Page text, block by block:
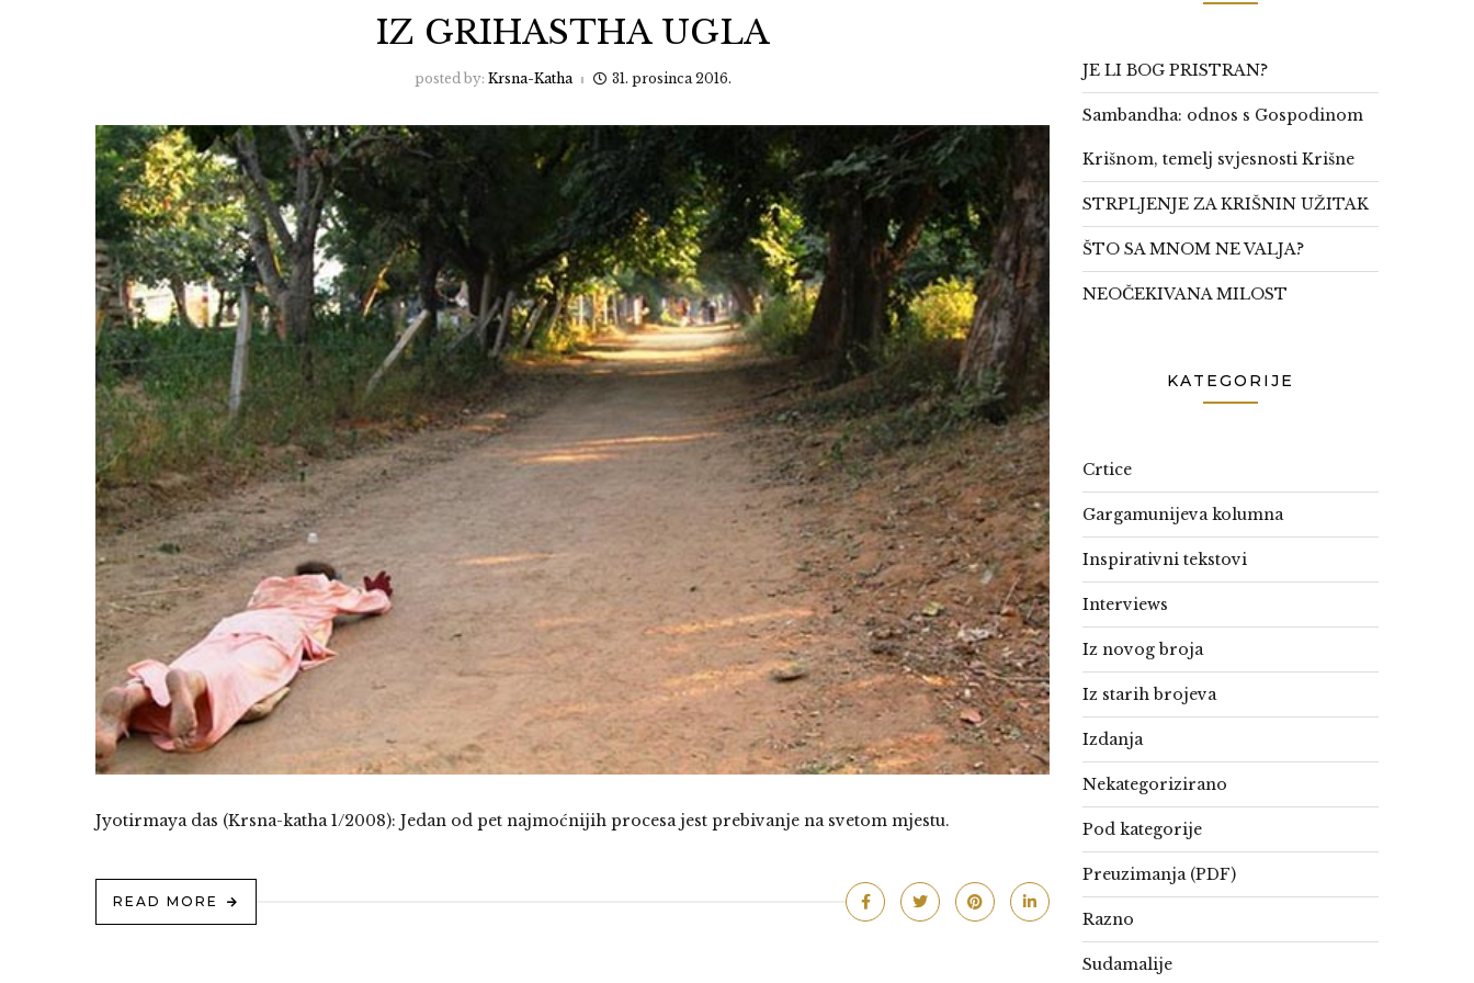
IZ GRIHASTHA UGLA
posted by: Krsna-Katha 31. prosinca 2016.
Jyotirmaya das (Krsna-katha 1/2008): Jedan od pet najmoćnijih procesa jest prebivanje na svetom mjestu.
READ MORE
JE LI BOG PRISTRAN?
Sambandha: odnos s Gospodinom
Krišnom, temelj svjesnosti Krišne
STRPLJENJE ZA KRIŠNIN UŽITAK
ŠTO SA MNOM NE VALJA?
NEOČEKIVANA MILOST
KATEGORIJE
Crtice
Gargamunijeva kolumna
Inspirativni tekstovi
Interviews
Iz novog broja
Iz starih brojeva
Izdanja
Nekategorizirano
Pod kategorije
Preuzimanja (PDF)
Razno
Sudamalije